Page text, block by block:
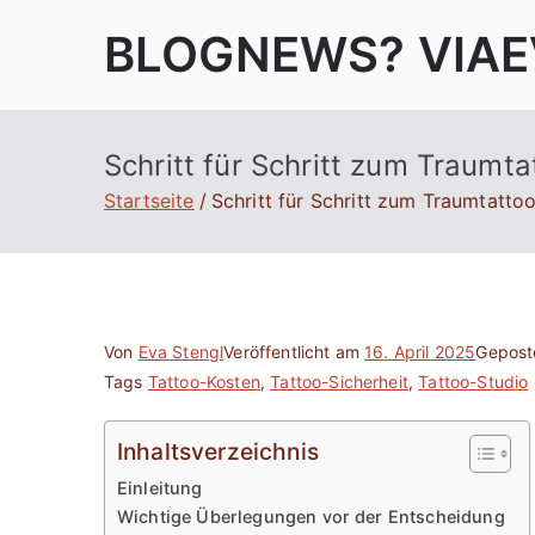
BLOGNEWS?
Schritt für Schritt zum
Startseite Schritt für Schritt zum
Von Eva StenglVeröffentlicht am16. April 2025
Tags Tattoo-Kosten,Tattoo-Sicherheit,Tattoo-Studio
Inhaltsverzeichnis
Einleitung
Wichtige Überlegungen vor der Entscheidung